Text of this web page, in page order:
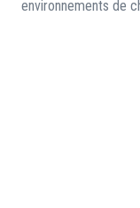
environnements de